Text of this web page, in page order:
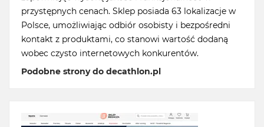
przystępnych cenach. Sklep posiada 63 lokalizacje w
Polsce, umożliwiając odbiór osobisty i bezpośredni
kontakt z produktami, co stanowi wartość dodaną
wobec czysto internetowych konkurentów.
Podobne strony do decathlon.pl